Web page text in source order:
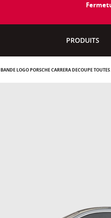
PRODUITS
BANDE LOGO PORSCHE CARRERA DÉCOUPÉ